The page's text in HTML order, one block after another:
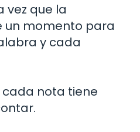
vez que la
un momento para
y cada
cada nota tiene